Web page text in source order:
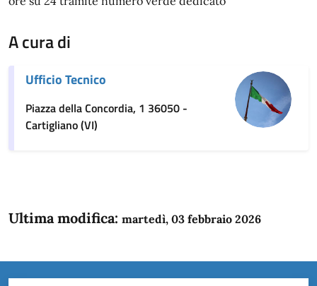
A cura di
Ufficio Tecnico
Piazza della Concordia, 1 36050 -
Cartigliano (VI)
Ultima modifica: martedì, 03 febbraio 2026